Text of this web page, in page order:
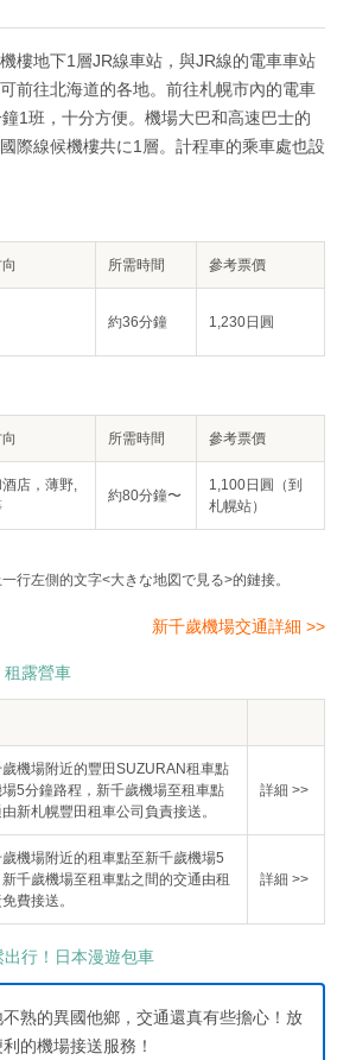
地下1層JR線車站，與JR線的電車車站
前往北海道的各地。前往札幌市內的電車
1班，十分方便。機場大巴和高速巴士的
際線候機樓共に1層。計程車的乘車處也設
所需時間 參考票價
約36分鐘 1,230日圓
所需時間 參考票價
店，薄野,
約80分鐘〜
1,100日圓（到
札幌站）
行左側的文字<大きな地図で見る>的鏈接。
新千歲機場交通詳細 >>
租露營車
機場附近的豐田SUZURAN租車點
5分鐘路程，新千歲機場至租車點
新札幌豐田租車公司負責接送。
詳細 >>
機場附近的租車點至新千歲機場5
千歲機場至租車點之間的交通由租
費接送。
詳細 >>
行！日本漫遊包車
熟的異國他鄉，交通還真有些擔心！放
的機場接送服務！